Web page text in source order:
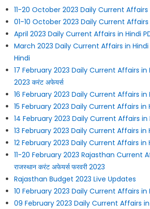
11-20 October 2023 Daily Current Affairs
01-10 October 2023 Daily Current Affairs
April 2023 Daily Current Affairs in Hindi
March 2023 Daily Current Affairs in Hindi
Hindi
17 February 2023 Daily Current Affairs in
2023 करंट अफेयर्स
16 February 2023 Daily Current Affairs in
15 February 2023 Daily Current Affairs in
14 February 2023 Daily Current Affairs in
13 February 2023 Daily Current Affairs in
12 February 2023 Daily Current Affairs in
11-20 February 2023 Rajasthan Current
राजस्थान करंट अफेयर्स फरवरी 2023
Rajasthan Budget 2023 Live Updates
10 February 2023 Daily Current Affairs in
09 February 2023 Daily Current Affairs in